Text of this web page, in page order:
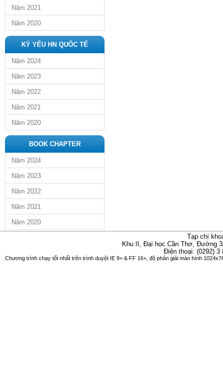
Năm 2021
Năm 2020
KỶ YẾU HN QUỐC TẾ
Năm 2024
Năm 2023
Năm 2022
Năm 2021
Năm 2020
BOOK CHAPTER
Năm 2024
Năm 2023
Năm 2022
Năm 2021
Năm 2020
Tạp chí
Khu II, Đại học Cần Thơ, Đường
Điện thoại: (0292)
Chương trình chạy tốt nhất trên trình duyệt IE 9+ & FF 16+, độ phân giải màn hình